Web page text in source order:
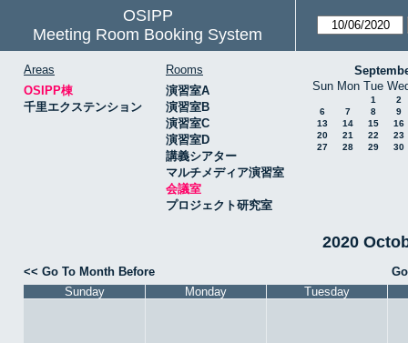
OSIPP
Meeting Room Booking System
Areas
OSIPP棟
千里エクステンション
Rooms
演習室A
演習室B
演習室C
演習室D
講義シアター
マルチメディア演習室
会議室
プロジェクト研究室
Sun Mon Tue
1
2
6
7 8
9
13
14 15
16
20
21 22
23
27
28 29 30
2020
<< Go To Month Before
Sunday
Monday Tuesday